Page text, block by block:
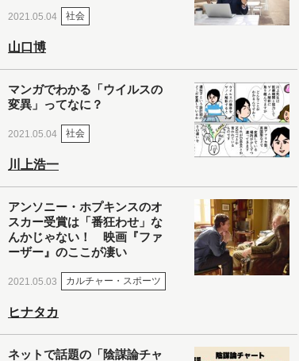
2021.05.04 社会
山口博
マンガでわかる「ウイルスの
変異」ってなに？
2021.05.04 社会
川上浩一
アンソニー・ホプキンスのオ
スカー受賞は「番狂わせ」な
んかじゃない！ 映画『ファ
ーザー』のここが凄い
2021.05.03 カルチャー・スポーツ
ヒナタカ
ネットで話題の「陰謀論チャ